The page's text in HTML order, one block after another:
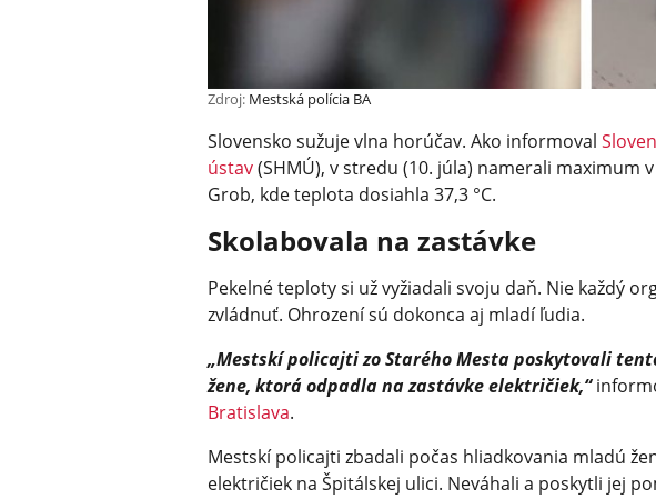
Zdroj: Mestská polícia BA
Slovensko sužuje vlna horúčav. Ako informoval
ústav(SHMÚ), v stredu (10. júla) namerali maximum
Grob, kde teplota dosiahla 37,3 °C.
Skolabovala na zastávke
Pekelné teploty si už vyžiadali svoju daň. Nie každý
zvládnuť. Ohrození sú dokonca aj mladí ľudia.
„Mestskí policajti zo Starého Mesta poskytovali
žene, ktorá odpadla na zastávke električiek,“
Bratislava.
Mestskí policajti zbadali počas hliadkovania mladú
električiek na Špitálskej ulici. Neváhali a poskytli jej